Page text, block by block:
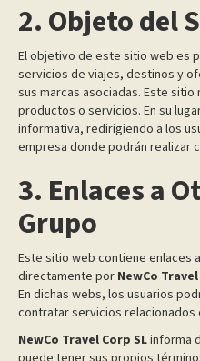
2. Objeto del
El objetivo de este sitio web es
servicios de viajes, destinos y
sus marcas asociadas. Este
productos o servicios. En su
informativa, redirigiendo a los
empresa donde podrán realizar
3. Enlaces a
Grupo
Este sitio web contiene enlaces
directamente por NewCo
En dichas webs, los usuarios
contratar servicios relacionados
NewCo Travel Corp SLinforma